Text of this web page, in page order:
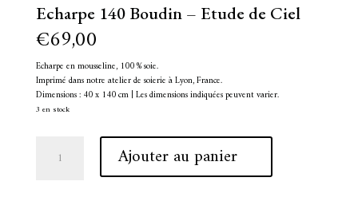
Echarpe 140 Boudin – Etude de Ciel
€69,00
Echarpe en mousseline, 100 % soie.
Imprimé dans notre atelier de soierie à Lyon, France.
Dimensions : 40 x 140 cm | Les dimensions indiquées peuvent varier.
3 en stock
Ajouter au panier
A